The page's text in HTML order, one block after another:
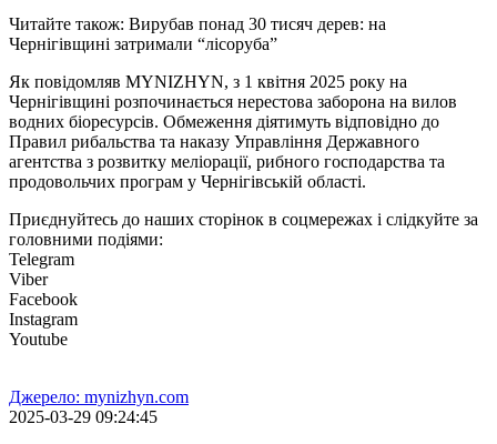
Читайте також: Вирубав понад 30 тисяч дерев: на
Чернігівщині затримали “лісоруба”
Як повідомляв MYNIZHYN, з 1 квітня 2025 року на
Чернігівщині розпочинається нерестова заборона на вилов
водних біоресурсів. Обмеження діятимуть відповідно до
Правил рибальства та наказу Управління Державного
агентства з розвитку меліорації, рибного господарства та
продовольчих програм у Чернігівській області.
Приєднуйтесь до наших сторінок в соцмережах і слідкуйте за
головними подіями:
Telegram
Viber
Facebook
Instagram
Youtube
Джерело: mynizhyn.com
2025-03-29 09:24:45